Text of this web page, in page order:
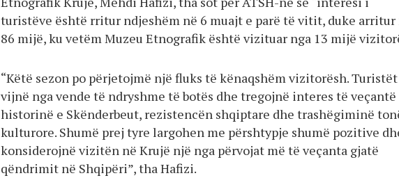
turistëve është rritur ndjeshëm në 6 muajt e parë të vitit, duke arritur
86 mijë, ku vetëm Muzeu Etnografik është vizituar nga 13 mijë
“Këtë sezon po përjetojmë një fluks të kënaqshëm vizitorësh. Turistët
vijnë nga vende të ndryshme të botës dhe tregojnë interes të veçantë
historinë e Skënderbeut, rezistencën shqiptare dhe trashëgiminë
kulturore. Shumë prej tyre largohen me përshtypje shumë pozitive
konsiderojnë vizitën në Krujë një nga përvojat më të veçanta gjatë
qëndrimit në Shqipëri”, tha Hafizi.